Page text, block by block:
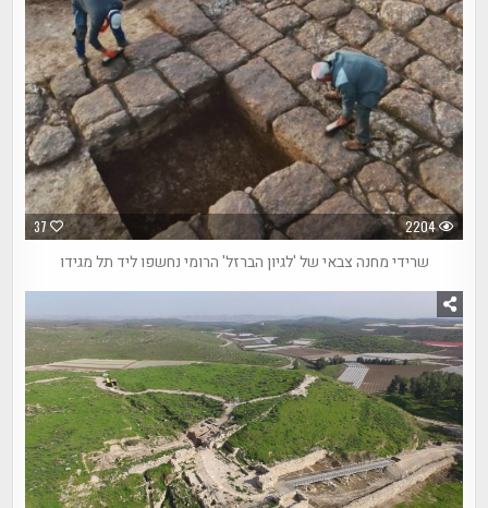
37 2204
שרידי מחנה צבאי של 'לגיון הברזל' הרומי נחשפו ליד תל מגידו